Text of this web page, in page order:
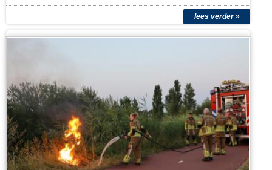
WAALWIJK - Bij een locatie voor arbeidsmigranten aan de Pompweg in
Waalwijk heeft in de nacht van zaterdag op zondag 2 augustus een
steekpartij plaatsgevonden. Hierbij is één persoon gewond…
lees verder »